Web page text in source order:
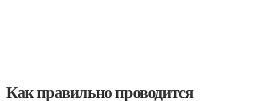
Как правильно проводится